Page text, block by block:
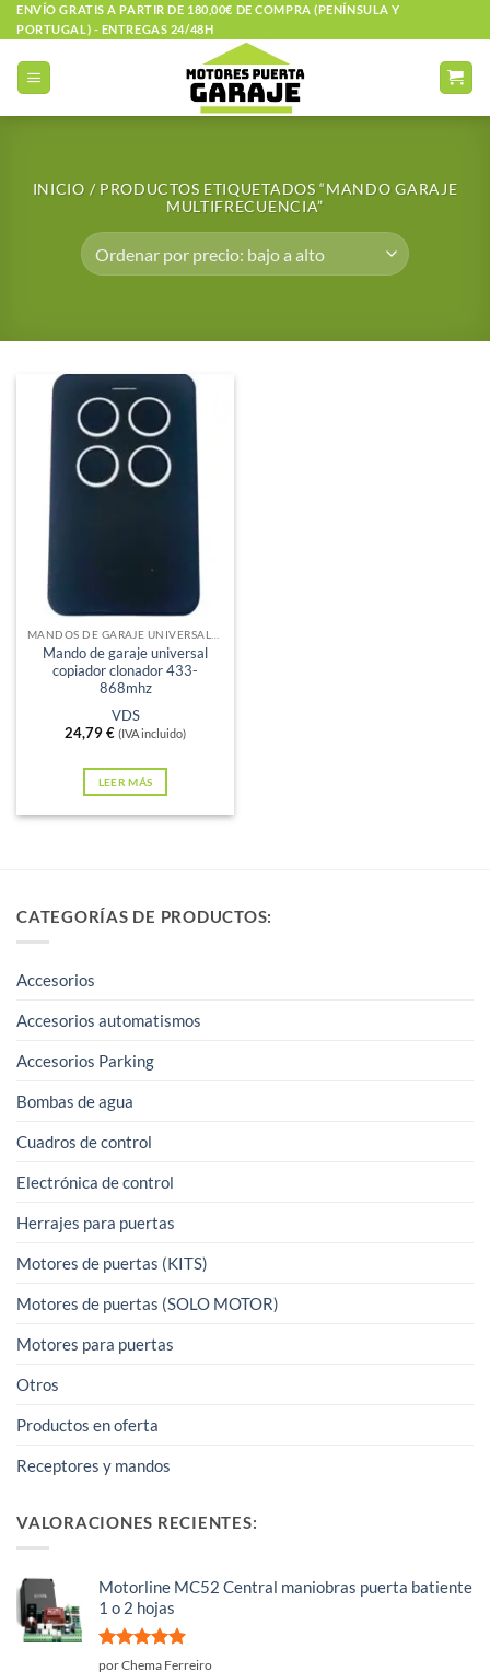
Saltar
al
contenido
ENVÍO GRATIS A PARTIR DE 180,00€ DE COMPRA (PENÍNSULA Y
PORTUGAL) - ENTREGAS 24/48H
INICIO /PRODUCTOS ETIQUETADOS “MANDO GARAJE
MULTIFRECUENCIA”
Sin existencias
MANDOS DE GARAJE UNIVERSALES
Mando de garaje universal
copiador clonador 433-
868mhz
VDS
24,79€ (IVA incluido)
LEER MÁS
CATEGORÍAS DE PRODUCTOS:
Accesorios
Accesorios automatismos
Accesorios Parking
Bombas de agua
Cuadros de control
Electrónica de control
Herrajes para puertas
Motores de puertas (KITS)
Motores de puertas (SOLO MOTOR)
Motores para puertas
Otros
Productos en oferta
Receptores y mandos
VALORACIONES RECIENTES:
Motorline MC52 Central maniobras puerta batiente
1 o 2 hojas
Valorado
por Chema Ferreiro